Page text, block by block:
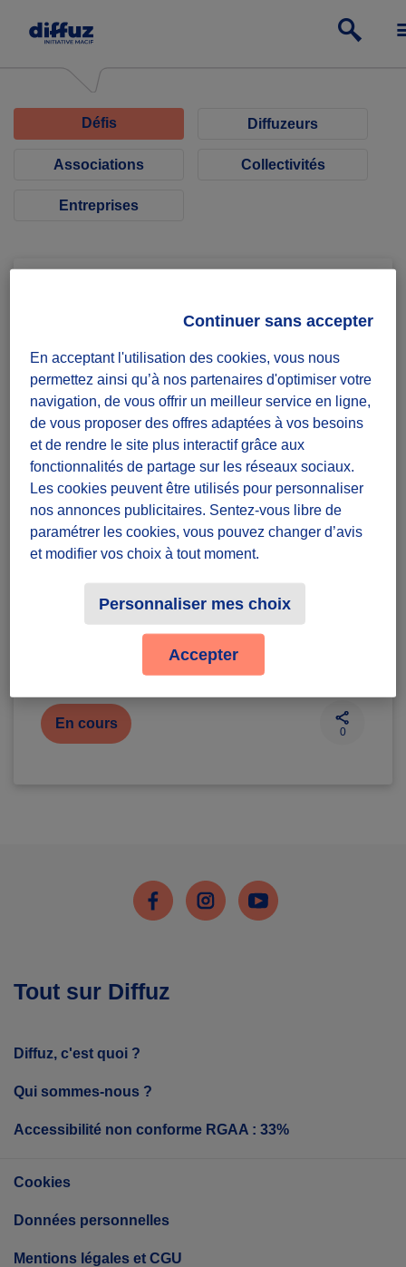
Défis Diffuzeurs
Associations Collectivités
Entreprises
AMSS
Association Marseillaise de
Sauvetage et de Secourisme
Diffuzeurs 50 maximum
Marseille
Badges à récolter
En cours
0
FacebookInstagramYoutube
Tout sur Diffuz
Diffuz, c'est quoi ?
Qui sommes-nous ?
Accessibilité non conforme RGAA : 33%
Cookies
Données personnelles
Mentions légales et CGU
En acceptant l'utilisation des cookies, vous nous
permettez ainsi qu’à nos partenaires d'optimiser votre
navigation, de vous offrir un meilleur service en ligne,
de vous proposer des offres adaptées à vos besoins
et de rendre le site plus interactif grâce aux
fonctionnalités de partage sur les réseaux sociaux.
Les cookies peuvent être utilisés pour personnaliser
nos annonces publicitaires. Sentez-vous libre de
paramétrer les cookies, vous pouvez changer d’avis
et modifier vos choix à tout moment.
Personnaliser mes choix
Continuer sans accepter
Accepter